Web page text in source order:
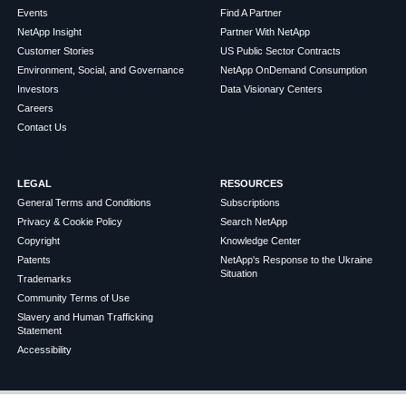
Events
NetApp Insight
Customer Stories
Environment, Social, and Governance
Investors
Careers
Contact Us
Find A Partner
Partner With NetApp
US Public Sector Contracts
NetApp OnDemand Consumption
Data Visionary Centers
LEGAL
General Terms and Conditions
Privacy & Cookie Policy
Copyright
Patents
Trademarks
Community Terms of Use
Slavery and Human Trafficking
Statement
Accessibility
RESOURCES
Subscriptions
Search NetApp
Knowledge Center
NetApp's Response to the Ukraine
Situation